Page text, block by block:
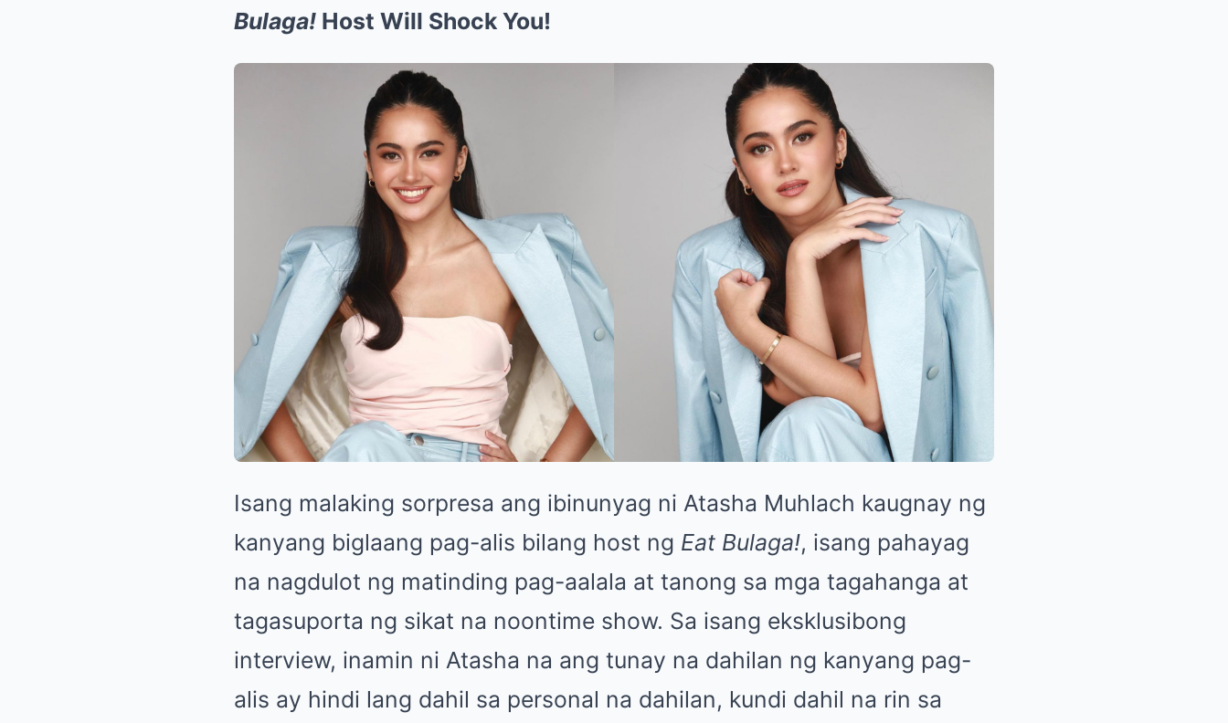
Bulaga! Host Will Shock You!
Isang malaking sorpresa ang ibinunyag ni Atasha Muhlach kaugnay ng
kanyang biglaang pag-alis bilang host ng Eat Bulaga!, isang pahayag
na nagdulot ng matinding pag-aalala at tanong sa mga tagahanga at
tagasuporta ng sikat na noontime show. Sa isang eksklusibong
interview, inamin ni Atasha na ang tunay na dahilan ng kanyang pag-
alis ay hindi lang dahil sa personal na dahilan, kundi dahil na rin sa